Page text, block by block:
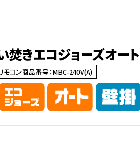
きエコジョーズオート
コン商品番号：MBC-240V(A)